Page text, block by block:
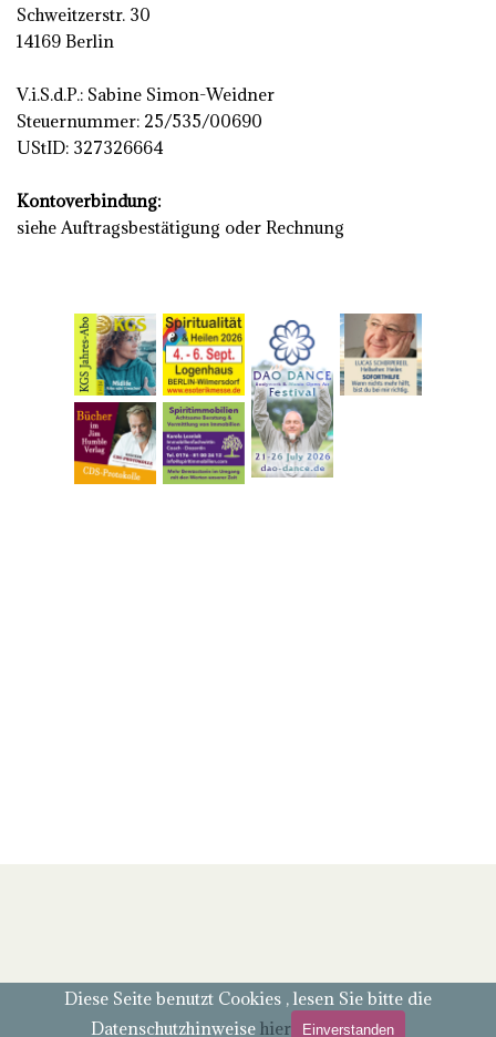
Schweitzerstr. 30
14169 Berlin
V.i.S.d.P.: Sabine Simon-Weidner
Steuernummer: 25/535/00690
UStID: 327326664
Kontoverbindung:
siehe Auftragsbestätigung oder Rechnung
Diese Seite benutzt Cookies , lesen Sie bitte die
Datenschutzhinweise hier Einverstanden